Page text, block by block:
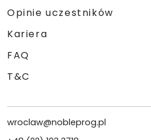
Opinie uczestników
Kariera
FAQ
T&C
wroclaw@nobleprog.pl